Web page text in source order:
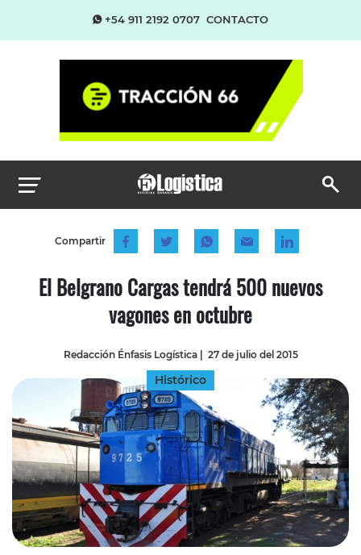
+54 911 2192 0707 CONTACTO
Compartir
El Belgrano Cargas tendrá 500 nuevos
vagones en octubre
Redacción Énfasis Logística| 27 de julio del 2015
Histórico